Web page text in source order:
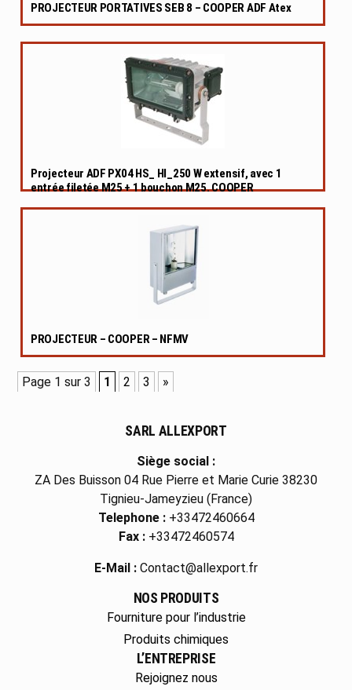
PROJECTEUR PORTATIVES SEB 8 – COOPER ADF Atex
Projecteur ADF PX04 HS_ HI_250 W extensif, avec 1
entrée filetée M25 + 1 bouchon M25. COOPER
PROJECTEUR – COOPER – NFMV
Page 1 sur 3 1 2 3 »
SARL ALLEXPORT
Siège social :
ZA Des Buisson 04 Rue Pierre et Marie Curie 38230
Tignieu-Jameyzieu (France)
Telephone :+33472460664
Fax :+33472460574
E-Mail : Contact@allexport.fr
NOS PRODUITS
Fourniture pour l’industrie
Produits chimiques
L’ENTREPRISE
Rejoignez nous